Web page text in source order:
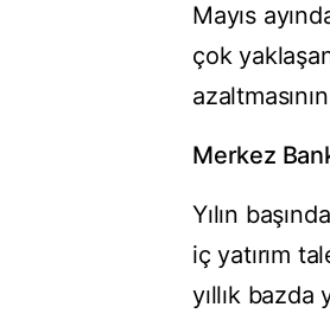
Mayıs
çok
Merkez
Yılın
iç yatırım
yıllık